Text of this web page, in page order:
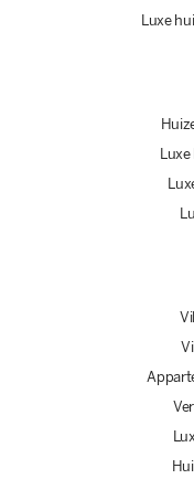
Luxe
Luxe